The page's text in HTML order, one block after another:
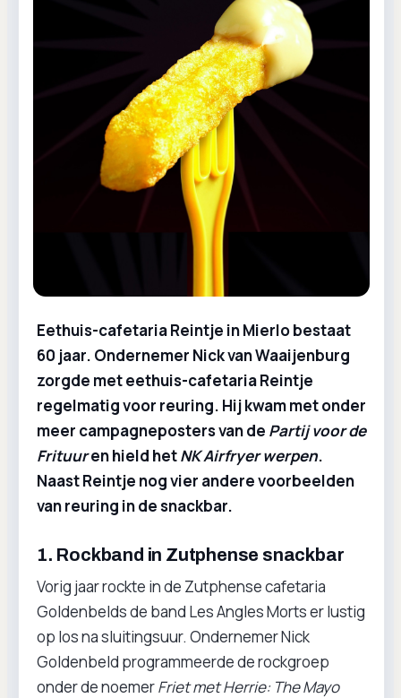
Eethuis-cafetaria Reintje in Mierlo bestaat
60 jaar. Ondernemer Nick van Waaijenburg
zorgde met eethuis-cafetaria Reintje
regelmatig voor reuring. Hij kwam met onder
meer campagneposters van de Partij voor de
Frituuren hield hetNK Airfryer werpen.
Naast Reintje nog vier andere voorbeelden
van reuring in de snackbar.
1. Rockband in Zutphense snackbar
Vorig jaar rockte in de Zutphense cafetaria
Goldenbelds de band Les Angles Morts er lustig
op los na sluitingsuur. Ondernemer Nick
Goldenbeld programmeerde de rockgroep
onder de noemerFriet met Herrie: The Mayo